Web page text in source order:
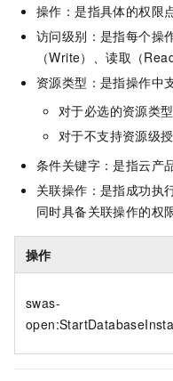
操作：是指具体的权限点
访问级别：是指每个操
（Write）、读取（
资源类型：是指操作中
对于必选的资源类
对于不支持资源级
条件关键字：是指云产
关联操作：是指成功执
同时具备关联操作的权
操作
swas-